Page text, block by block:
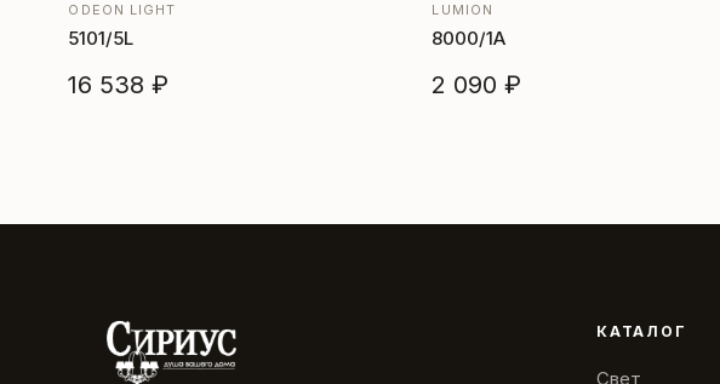
ODEON LIGHT
5101/5L
16 538 ₽
LUMION
8000/1A
2 090 ₽
КАТАЛОГ
Свет